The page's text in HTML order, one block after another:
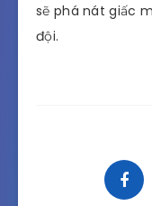
sẽ phá nát giấc
đội.